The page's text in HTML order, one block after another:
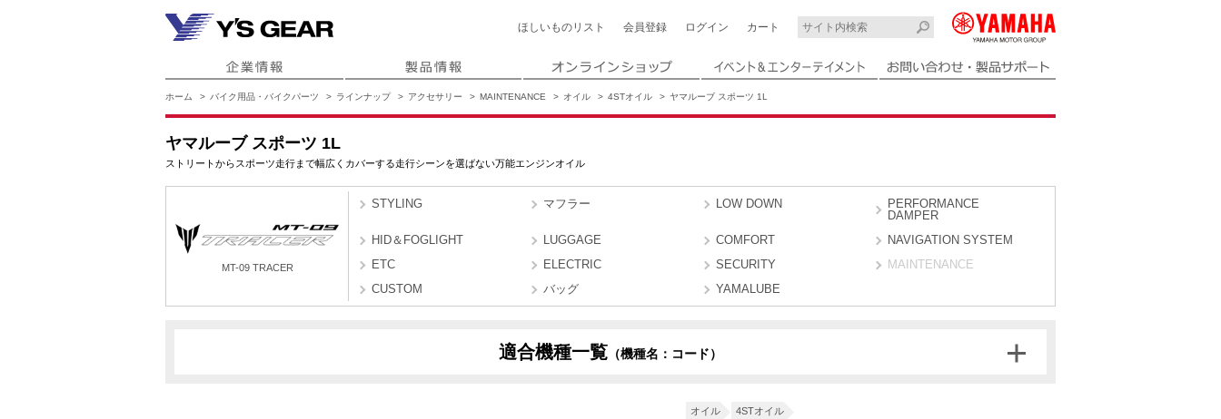
ほしいもの リスト 会員登録 ログイン カート
ホーム バイク用品・バイクパーツ ラインナップ アクセサリー MAINTENANCE オイル 4STオイル ヤマルーブ スポーツ 1L
ヤマルーブ スポーツ 1L
ストリートからスポーツ走行まで幅広くカバーする走行シーンを選ばない万能エンジンオイル
MT-09 TRACER
STYLING マフラー LOW DOWN
PERFORMANCE
DAMPER
HID＆FOGLIGHT
LUGGAGE COMFORT
NAVIGATION SYSTEM
ETC
ELECTRIC SECURITY
MAINTENANCE
CUSTOM
バッグ YAMALUBE
適合機種一覧 （機種名：コード）
オイル 4STオイル